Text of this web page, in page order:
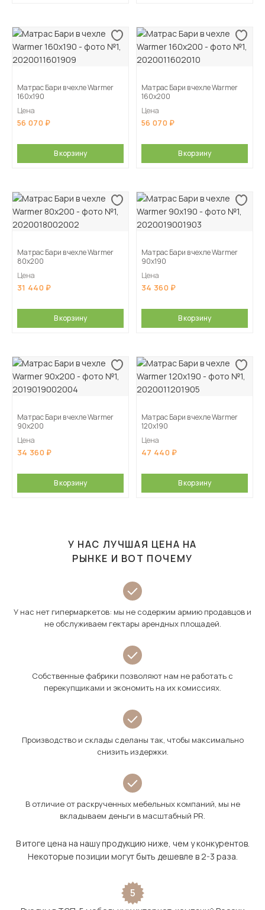
Матрас Бари в чехле Warmer
160х190
Цена
56 070
В корзину
Матрас Бари в чехле Warmer
160х200
Цена
56 070
В корзину
Матрас Бари в чехле Warmer
80х200
Цена
31 440
В корзину
Матрас Бари в чехле Warmer
90х190
Цена
34 360
В корзину
Матрас Бари в чехле Warmer
90х200
Цена
34 360
В корзину
Матрас Бари в чехле Warmer
120х190
Цена
47 440
В корзину
У НАС ЛУЧШАЯ ЦЕНА НА
РЫНКЕ И ВОТ ПОЧЕМУ
У нас нет гипермаркетов: мы не содержим армию продавцов и
не обслуживаем гектары арендных площадей.
Собственные фабрики позволяют нам не работать с
перекупщиками и экономить на их комиссиях.
Производство и склады сделаны так, чтобы максимально
снизить издержки.
В отличие от раскрученных мебельных компаний, мы не
вкладываем деньги в масштабный PR.
В итоге цена на нашу продукцию ниже, чем у конкурентов.
Некоторые позиции могут быть дешевле в 2-3 раза.
5